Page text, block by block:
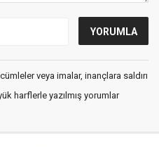
veya imalar, inançlara saldırı
harflerle yazılmış yorumlar